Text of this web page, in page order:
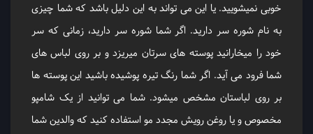
خوبی نمیشویید. یا این می تواند به این دلیل باشد که شما چیزی
به نام شوره سر دارید. اگر شما شوره سر دارید، زمانی که سر
خود را میخارانید پوسته های سرتان میریزد و بر روی لباس های
شما فرود می آید. اگر شما رنگ تیره پوشیده باشید این پوسته ها
بر روی لباستان مشخص میشود. شما می توانید از یک شامپو
مخصوص و یا روغن رویش مجدد مو استفاده کنید که والدین شما